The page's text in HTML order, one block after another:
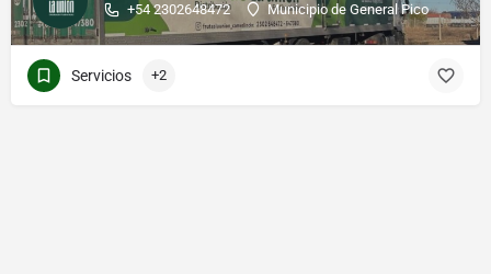
+54 2302648472 Municipio de General Pico
Servicios +2